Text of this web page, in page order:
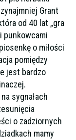
Grant
od 40 lat „gra
punkowcami
o miłości
pomiędzy
jest bardzo
sygnałach
o zadziornych
mamy